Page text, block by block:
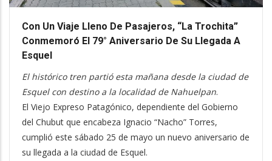
Con Un Viaje Lleno De Pasajeros, “La Trochita”
Conmemoró El 79° Aniversario De Su Llegada A
Esquel
El histórico tren partió esta mañana desde la ciudad de
Esquel con destino a la localidad de Nahuelpan.
El Viejo Expreso Patagónico, dependiente del Gobierno
del Chubut que encabeza Ignacio “Nacho” Torres,
cumplió este sábado 25 de mayo un nuevo aniversario de
su llegada a la ciudad de Esquel.